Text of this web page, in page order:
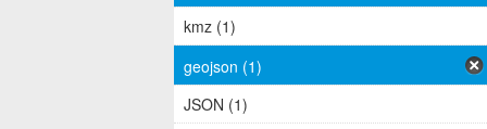
kmz (1)
geojson (1)
JSON (1)